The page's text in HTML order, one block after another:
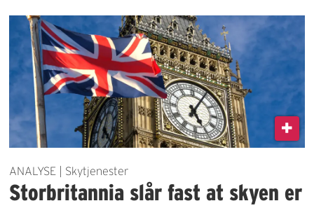
ANALYSE | Skytjenester
Storbritannia slår fast at skyen er